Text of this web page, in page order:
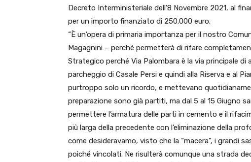
Decreto Interministeriale dell’8 Novembre 2021, al
per un importo finanziato di 250.000 euro.
“È un’opera di primaria importanza per il nostro
Magagnini – perché permetterà di rifare
Strategico perché Via Palombara è la via principale di
parcheggio di Casale Persi e quindi alla Riserva e al
purtroppo solo un ricordo, e mettevano
preparazione sono già partiti, ma dal 5 al 15 Giugno
permettere l’armatura delle parti in cemento e il
più larga della precedente con l’eliminazione della
come desideravamo, visto che la “macera”, i
poiché vincolati. Ne risulterà comunque una strada